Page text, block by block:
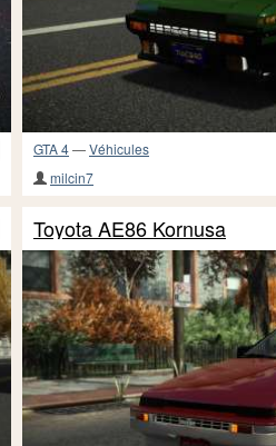
GTA 4—Véhicules
milcin7
Toyota AE86 Kornusa